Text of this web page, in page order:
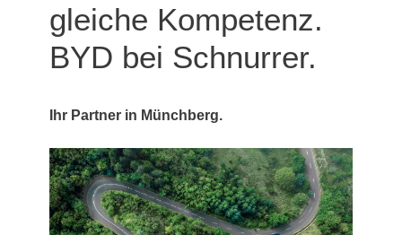
gleiche Kompetenz.
BYD bei Schnurrer.
Ihr Partner in Münchberg.